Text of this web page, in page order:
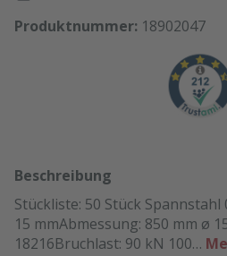
Produktnummer: 18902047
Beschreibung
Stückliste: 50 Stück Spannstahl
15 mmAbmessung: 850 mm ø
18216Bruchlast: 90 kN 100…